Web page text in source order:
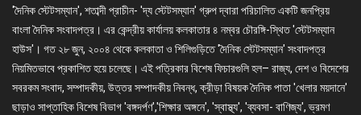
'দৈনিক স্টেটসম্যান', শতাব্দী প্রাচীন- 'দ্য স্টেটসম্যান' গ্রুপ দ্বারা পরিচালিত একটি জনপ্রিয়
বাংলা দৈনিক সংবাদপত্র। এর কেন্দ্রীয় কার্যালয় কলকাতার ৪ নম্বর চৌরঙ্গি-স্থিত 'স্টেটসম্যান
হাউস'। গত ২৮ জুন, ২০০৪ থেকে কলকাতা ও শিলিগুড়িতে 'দৈনিক স্টেটসম্যান' সংবাদপত্র
নিয়মিতভাবে প্রকাশিত হয়ে চলেছে। এই পত্রিকার বিশেষ ফিচারগুলি হল– রাজ্য, দেশ ও বিদেশের
সবরকম সংবাদ, সম্পাদকীয়, উত্তর সম্পাদকীয় নিবন্ধ, ক্রীড়া বিষয়ক দৈনিক পাতা 'খেলার ময়দানে'
ছাড়াও সাপ্তাহিক বিশেষ বিভাগ 'বঙ্গদর্পণ','শিক্ষার অঙ্গনে', 'স্বাস্থ্য', 'ব্যবসা- বাণিজ্য', ভ্রমণ